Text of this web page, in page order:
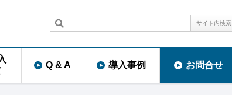
サイト内検索
Q & A 導入事例 お問合せ